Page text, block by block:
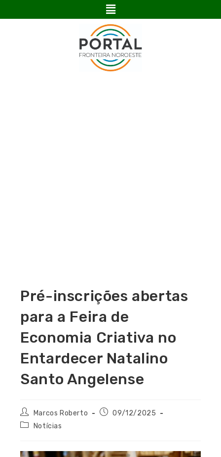
Pré-inscrições abertas
para a Feira de
Economia Criativa no
Entardecer Natalino
Santo Angelense
Marcos Roberto
09/12/2025
Notícias